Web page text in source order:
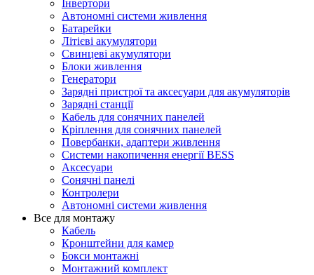
Інвертори
Автономні системи живлення
Батарейки
Літієві акумулятори
Свинцеві акумулятори
Блоки живлення
Генератори
Зарядні пристрої та аксесуари для акумуляторів
Зарядні станції
Кабель для сонячних панелей
Кріплення для сонячних панелей
Повербанки, адаптери живлення
Системи накопичення енергії BESS
Аксесуари
Сонячні панелі
Контролери
Автономні системи живлення
Все для монтажу
Кабель
Кронштейни для камер
Бокси монтажні
Монтажний комплект